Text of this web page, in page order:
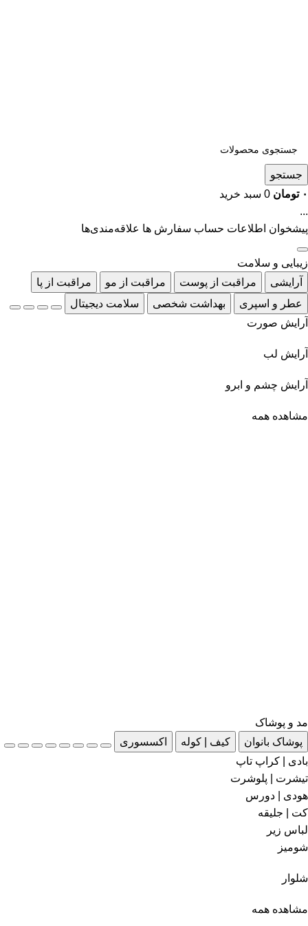
جستجو
۰ تومان 0 سبد خرید
...
پیشخوان اطلاعات حساب سفارش ها علاقه‌مندی‌ها
زیبایی و سلامت
آرایشی
مراقبت از پوست مراقبت از مو
مراقبت از پا
عطر و اسپری
بهداشت شخصی
سلامت دیجیتال
آرایش صورت
آرایش لب
آرایش چشم و ابرو
مشاهده همه
مد و پوشاک
پوشاک بانوان
کیف | کوله
اکسسوری
بادی | کراپ تاپ
تیشرت | پلوشرت
هودی | دورس
کت | جلیقه
لباس زیر
شومیز
شلوار
مشاهده همه